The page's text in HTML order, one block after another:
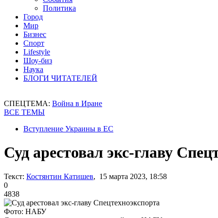
Политика
Город
Мир
Бизнес
Спорт
Lifestyle
Шоу-биз
Наука
БЛОГИ ЧИТАТЕЛЕЙ
СПЕЦТЕМА: Война в Иране
ВСЕ ТЕМЫ
Вступление Украины в ЕС
Суд арестовал экс-главу
Текст: Костянтин Катишев, 15 марта 2023, 18:58
0
4838
Фото: НАБУ